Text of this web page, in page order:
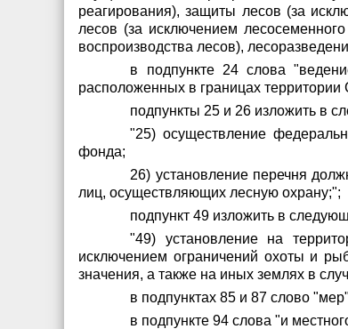
реагирования), защиты лесов (за
лесов (за исключением
воспроизводства лесов),
в подпункте 24 слова
расположенных в границах территории
подпункты 25 и 26 изложить в
"25) осуществление
фонда;
26) установление перечня
лиц, осуществляющих лесную охрану;";
подпункт 49 изложить в
"49) установление на
исключением ограничений охоты и
значения, а также на иных землях в
в подпунктах 85 и 87 слово
в подпункте 94 слова "и